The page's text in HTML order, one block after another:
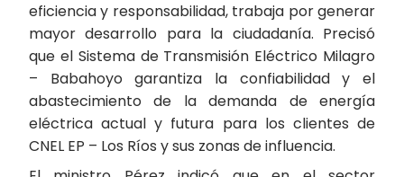
eficiencia y responsabilidad, trabaja por generar
mayor desarrollo para la ciudadanía. Precisó
que el Sistema de Transmisión Eléctrico Milagro
– Babahoyo garantiza la confiabilidad y el
abastecimiento de la demanda de energía
eléctrica actual y futura para los clientes de
CNEL EP – Los Ríos y sus zonas de influencia.